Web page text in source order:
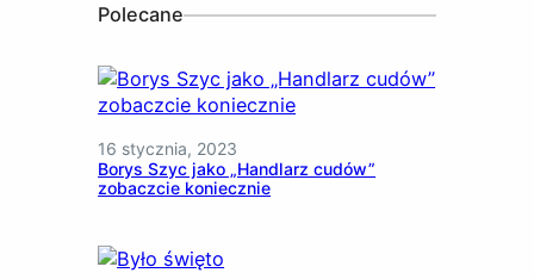
Polecane
16 stycznia, 2023
Borys Szyc jako „Handlarz cudów”
zobaczcie koniecznie